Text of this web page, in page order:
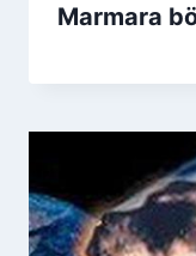
Marmara